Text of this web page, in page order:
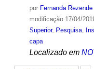
por Fernanda Rezende
modificação17/04/
Superior, Pesquisa,
capa
Localizado em